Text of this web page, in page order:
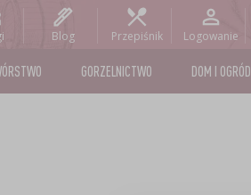
Blog Przepiśnik Logowanie
GORZELNICTWO DOM I OGRÓD